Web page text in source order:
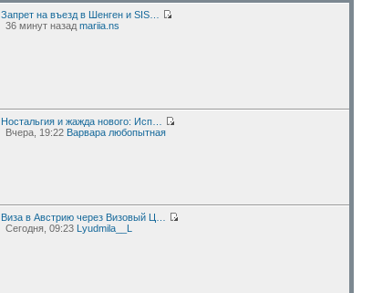
Запрет на въезд в Шенген и SIS…
36 минут назад mariia.ns
Ностальгия и жажда нового: Исп…
Вчера, 19:22 Варвара любопытная
Виза в Австрию через Визовый Ц…
Сегодня, 09:23 Lyudmila__L